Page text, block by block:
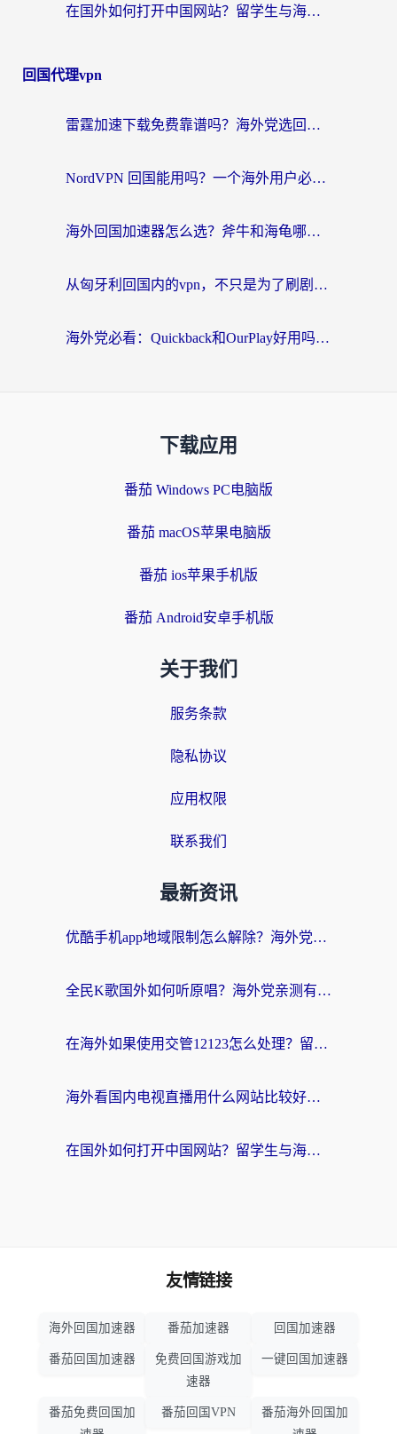
在国外如何打开中国网站？留学生与海外华人的无缝访问指南
回国代理vpn
雷霆加速下载免费靠谱吗？海外党选回国加速器的避坑指南（附热门工具对比）
NordVPN 回国能用吗？一个海外用户必须面对的真实困境
海外回国加速器怎么选？斧牛和海龟哪个好？一篇帮你避开坑的实用指南
从匈牙利回国内的vpn，不只是为了刷剧那么简单
海外党必看：Quickback和OurPlay好用吗？3分钟选对回国加速器，无缝刷剧玩游戏
下载应用
番茄 Windows PC电脑版
番茄 macOS苹果电脑版
番茄 ios苹果手机版
番茄 Android安卓手机版
关于我们
服务条款
隐私协议
应用权限
联系我们
最新资讯
优酷手机app地域限制怎么解除？海外党亲测有效的追剧方案
全民K歌国外如何听原唱？海外党亲测有效的回国加速器选择指南
在海外如果使用交管12123怎么处理？留学生亲测有效的回国加速方案
海外看国内电视直播用什么网站比较好？一篇解决你所有追剧难题的实用指南
在国外如何打开中国网站？留学生与海外华人的无缝访问指南
友情链接
海外回国加速器 番茄加速器 回国加速器
番茄回国加速器
免费回国游戏加
速器
一键回国加速器
番茄免费回国加
番茄回国VPN
番茄海外回国加